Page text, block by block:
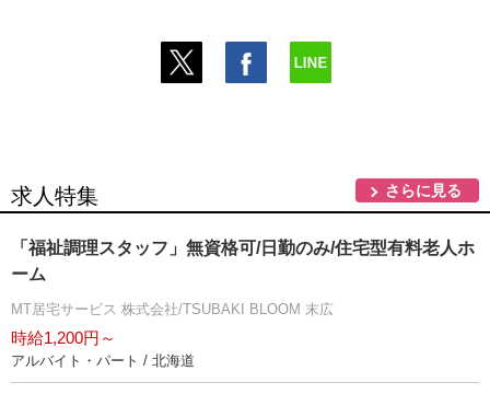
求人特集 さらに見る
「福祉調理スタッフ」無資格可/日勤のみ/住宅型有料老人ホ
ーム
MT居宅サービス 株式会社/TSUBAKI BLOOM 末広
時給1,200円～
アルバイト・パート / 北海道